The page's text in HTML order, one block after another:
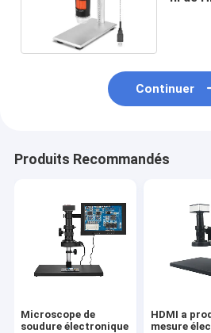
Continuer
Produits Recommandés
Microscope de
soudure électronique
HDMI a
mesure